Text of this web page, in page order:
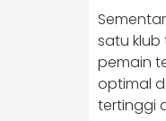
satu
pemain
optimal
tertinggi